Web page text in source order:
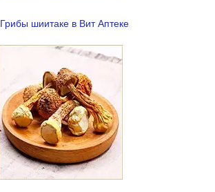
Грибы шиитаке в Вит Аптеке